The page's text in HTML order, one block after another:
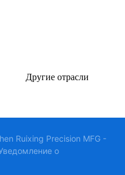
Другие отрасли
Ruixing Precision MFG -
о